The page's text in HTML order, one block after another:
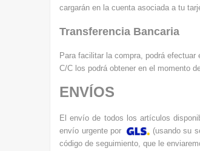
cargarán en la cuenta asociada a tu
Transferencia Bancaria
Para facilitar la compra, podrá
C/C los podrá obtener en el momento
ENVÍOS
El envío de todos los artículos
envío urgente por (usando su
código de seguimiento, que le